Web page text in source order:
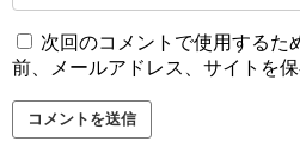
次回のコメントで使用するた
前、メールアドレス、サイトを保